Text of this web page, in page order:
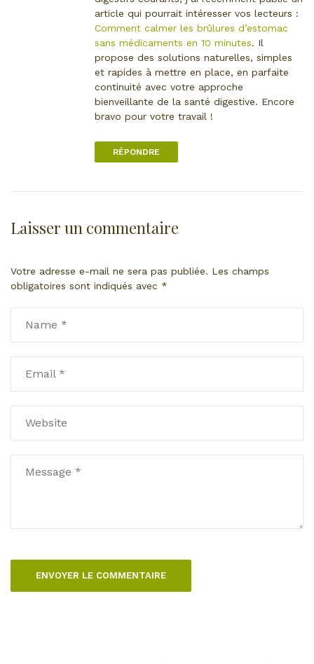
t
a
r
e
article qui pourrait intéresser vos lecteurs :
Comment calmer les brûlures d’estomac
sans médicaments en 10 minutes. Il
propose des solutions naturelles, simples
et rapides à mettre en place, en parfaite
continuité avec votre approche
bienveillante de la santé digestive. Encore
bravo pour votre travail !
RÉPONDRE
Laisser un commentaire
Votre adresse e-mail ne sera pas publiée. Les champs
obligatoires sont indiqués avec *